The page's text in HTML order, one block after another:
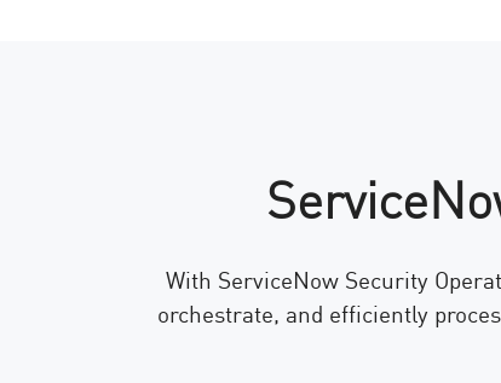
With ServiceNow Security
orchestrate, and efficiently